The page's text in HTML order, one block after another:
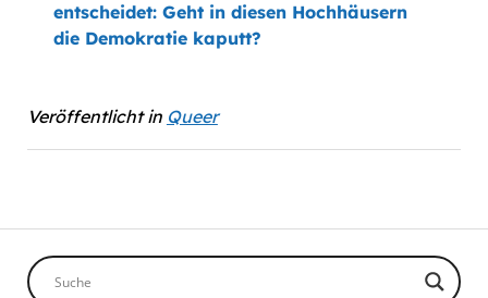
entscheidet: Geht in diesen Hochhäusern
die Demokratie kaputt?
Veröffentlicht in Queer